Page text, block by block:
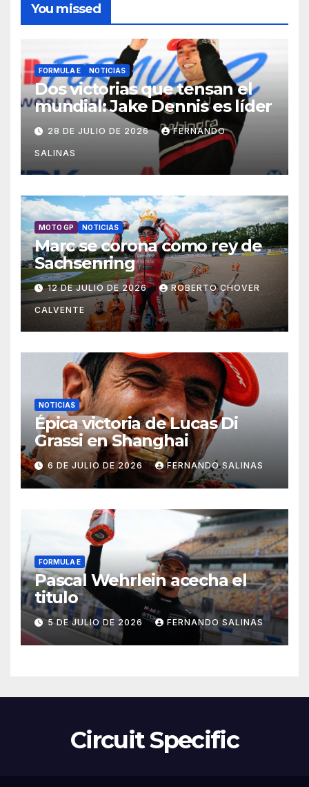
You missed
FORMULA E NOTICIAS
Dos victorias que tensan el
mundial: Jake Dennis es líder
28 DE JULIO DE 2026 FERNANDO
SALINAS
MOTO GP NOTICIAS
Marc se corona como rey de
Sachsenring
12 DE JULIO DE 2026 ROBERTO CHOVER
CALVENTE
NOTICIAS
Épica victoria de Lucas Di
Grassi en Shanghai
6 DE JULIO DE 2026 FERNANDO SALINAS
FORMULA E
Pascal Wehrlein acecha el
titulo
5 DE JULIO DE 2026 FERNANDO SALINAS
Circuit Specific